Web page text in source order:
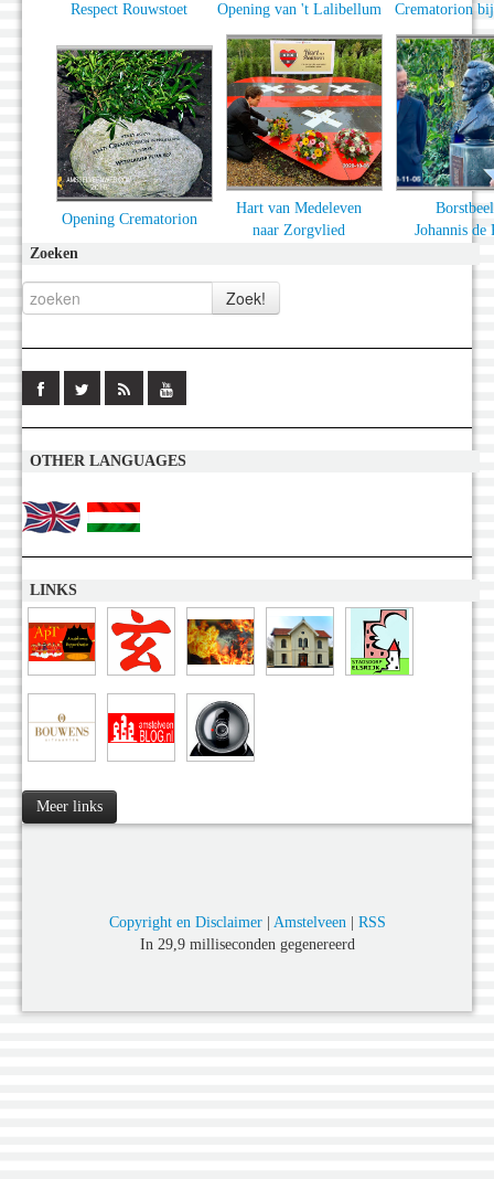
Respect Rouwstoet Opening van 't Lalibellum Crematorion
Opening Crematorion
Hart van Medeleven
naar Zorgvlied
Johannis de
Zoeken
OTHER LANGUAGES
LINKS
Meer links
Copyright en Disclaimer| Amstelveen| RSS
In 29,9 milliseconden gegenereerd